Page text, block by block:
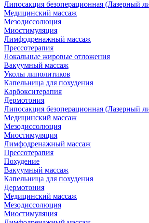
Липосакция безоперационная (Лазерный
Медицинский массаж
Мезодиссолюция
Миостимуляция
Лимфодренажный массаж
Прессотерапия
Локальные жировые отложения
Вакуумный массаж
Уколы липолитиков
Капельница для похудения
Карбокситерапия
Дермотония
Липосакция безоперационная (Лазерный
Медицинский массаж
Мезодиссолюция
Миостимуляция
Лимфодренажный массаж
Прессотерапия
Похудение
Вакуумный массаж
Капельница для похудения
Дермотония
Медицинский массаж
Мезодиссолюция
Миостимуляция